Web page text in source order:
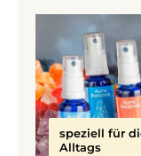
speziell für
Alltags